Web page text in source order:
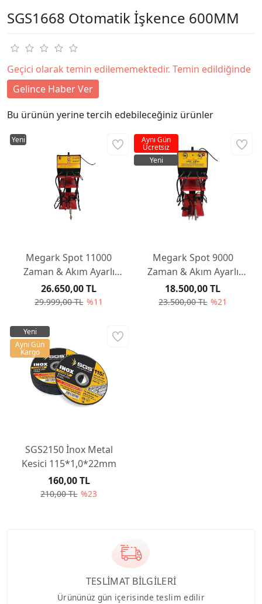
SGS1668 Otomatik İşkence 600MM
Geçici olarak temin edilememektedir. Temin edildiğinde
Gelince Haber Ver
Bu ürünün yerine tercih edebileceğiniz ürünler
Megark Spot 11000
Zaman & Akım Ayarlı
Kaporta Göçük
Düzeltme
29.999,00 TL %11
26.650,00 TL
Yeni
Megark Spot 9000
Zaman & Akım Ayarlı
Kaporta Göçük
Düzeltme
23.500,00 TL %21
18.500,00 TL
Aynı Gün
Ücretsiz
Yeni
SGS2150 İnox Metal
Kesici 115*1,0*22mm
210,00 TL %23
160,00 TL
Yeni
Aynı Gün
Kargo
TESLİMAT BİLGİLERİ
Ürününüz gün içerisinde teslim edilir